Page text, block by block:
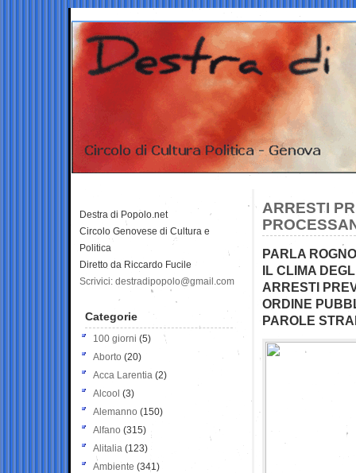
ARRESTI
PARLA
IL CLIMA
ARRESTI
ORDINE
PAROLE
Destra di Popolo.net
Circolo Genovese di Cultura e
Politica
Diretto da Riccardo Fucile
Scrivici: destradipopolo@gmail.com
Categorie
100 giorni (5)
Aborto (20)
Acca Larentia (2)
Alcool (3)
Alemanno (150)
Alfano (315)
Alitalia (123)
Ambiente (341)